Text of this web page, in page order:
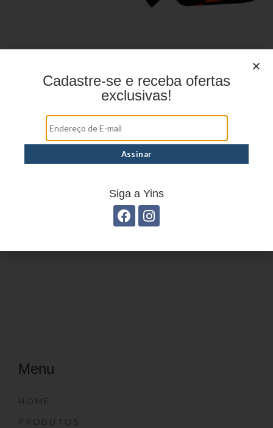
Estojo Juvenil YS27104
Menu
HOME
PRODUTOS
Cadastre-se e receba ofertas
exclusivas!
Siga a Yins